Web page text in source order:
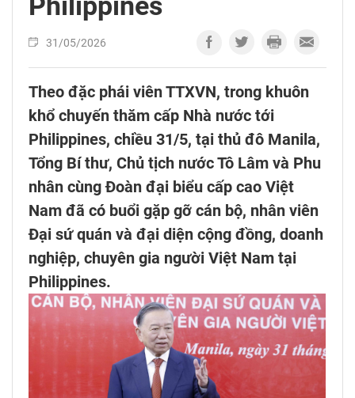
31/05/2026
Theo đặc phái viên TTXVN, trong khuôn
khổ chuyến thăm cấp Nhà nước tới
Philippines, chiều 31/5, tại thủ đô Manila,
Tổng Bí thư, Chủ tịch nước Tô Lâm và Phu
nhân cùng Đoàn đại biểu cấp cao Việt
Nam đã có buổi gặp gỡ cán bộ, nhân viên
Đại sứ quán và đại diện cộng đồng, doanh
nghiệp, chuyên gia người Việt Nam tại
Philippines.